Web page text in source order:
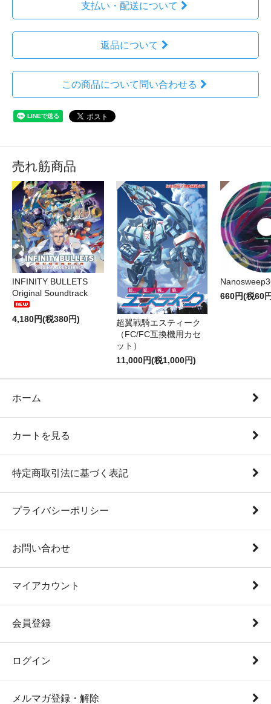
支払い・配送について
返品について
この商品について問い合わせる
売れ筋商品
INFINITY BULLETS
Original Soundtrack
4,180円(税380円)
超翼戦騎エスティーク
（FC/FC互換機用カセ
ット）
11,000円(税1,000円)
660円(税60
ホーム
カートを見る
特定商取引法に基づく表記
プライバシーポリシー
お問い合わせ
マイアカウント
会員登録
ログイン
メルマガ登録・解除